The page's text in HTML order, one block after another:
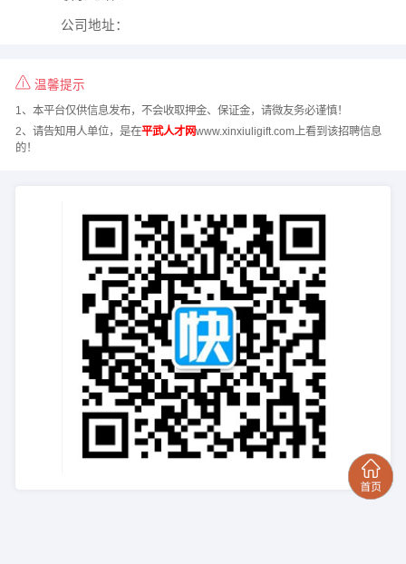
公司地址：
温馨提示
1、本平台仅供信息发布，不会收取押金、保证金，请微友务必谨慎！
2、请告知用人单位，是在平武人才网www.xinxiuligift.com上看到该招聘信息
的！